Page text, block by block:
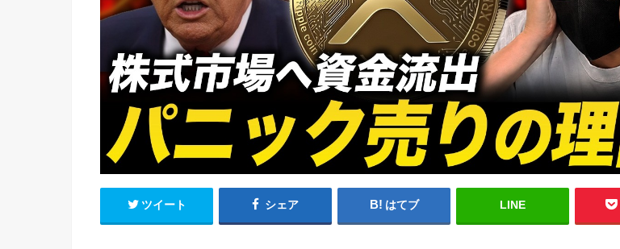
ツイート シェア はてブ LINE